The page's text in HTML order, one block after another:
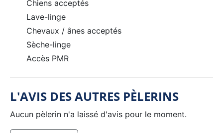
Chiens acceptés
Lave-linge
Chevaux / ânes acceptés
Sèche-linge
Accès PMR
L'AVIS DES AUTRES PÈLERINS
Aucun pèlerin n'a laissé d'avis pour le moment.